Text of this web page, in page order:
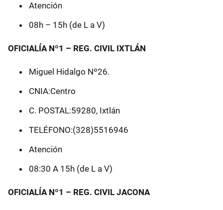
Atención
08h – 15h (de L a V)
OFICIALÍA Nº1 – REG. CIVIL IXTLÁN
Miguel Hidalgo Nº26.
CNIA:Centro
C. POSTAL:59280, Ixtlán
TELÉFONO:(328)5516946
Atención
08:30 A 15h (de L a V)
OFICIALÍA Nº1 – REG. CIVIL JACONA